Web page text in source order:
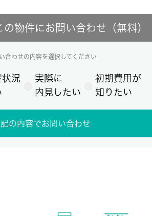
物件にお問い合わせ（無料）
合わせの内容を選択してください
状況
実際に
内見したい
初期費用が
知りたい
記の内容でお問い合わせ